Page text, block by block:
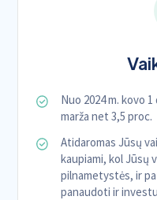
Nuo 2024 m. kovo
marža net 3,5 proc.
Atidaromas Jūsų
kaupiami, kol Jūsų
pilnametystės, ir
panaudoti ir